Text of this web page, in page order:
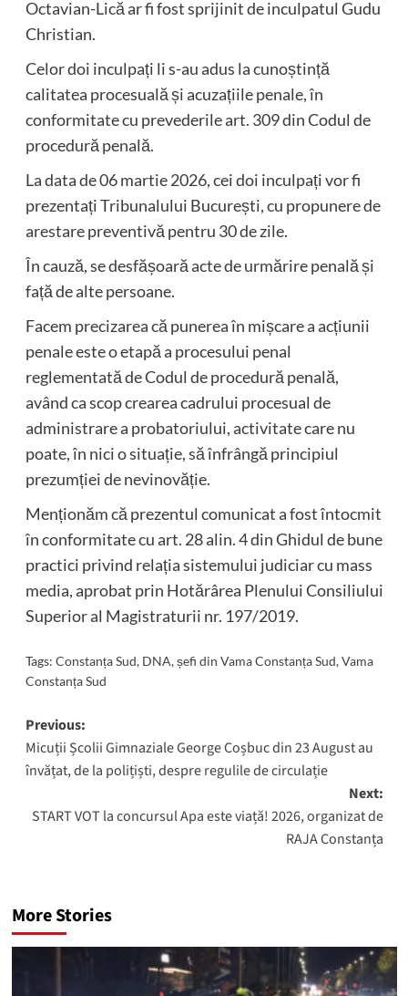
Octavian-Lică ar fi fost sprijinit de inculpatul Gudu
Christian.
Celor doi inculpați li s-au adus la cunoștință
calitatea procesuală și acuzațiile penale, în
conformitate cu prevederile art. 309 din Codul de
procedură penală.
La data de 06 martie 2026, cei doi inculpați vor fi
prezentați Tribunalului București, cu propunere de
arestare preventivă pentru 30 de zile.
În cauză, se desfășoară acte de urmărire penală și
față de alte persoane.
Facem precizarea că punerea în mișcare a acțiunii
penale este o etapă a procesului penal
reglementată de Codul de procedură penală,
având ca scop crearea cadrului procesual de
administrare a probatoriului, activitate care nu
poate, în nici o situație, să înfrângă principiul
prezumției de nevinovăție.
Menționăm că prezentul comunicat a fost întocmit
în conformitate cu art. 28 alin. 4 din Ghidul de bune
practici privind relația sistemului judiciar cu mass
media, aprobat prin Hotărârea Plenului Consiliului
Superior al Magistraturii nr. 197/2019.
Tags: Constanța Sud, DNA,șefi din Vama Constanța Sud,Vama
Constanța Sud
Post
navigation
Previous:
Micuții Școlii Gimnaziale George Coșbuc din 23 August au
învățat, de la polițiști, despre regulile de circulație
Next:
START VOT la concursul Apa este viață! 2026, organizat de
RAJA Constanța
More Stories